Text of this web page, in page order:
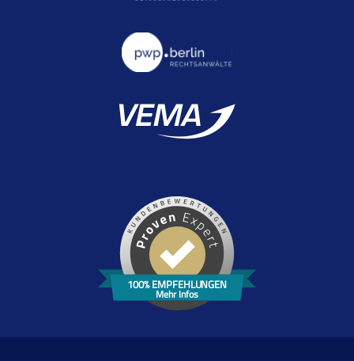
100% EMPFEHLUNGEN
Mehr Infos